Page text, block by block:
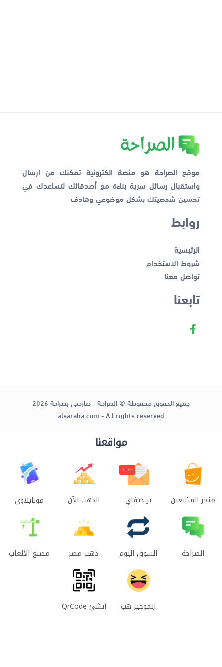
موقع الصراحة هو منصة الكترونية تمكنك من ارسال
واستقبال رسائل سرية بناءة مع أصدقائك لتساعدك في
تحسين شخصيتك بشكل موضوعي وهادف
روابط
الرئيسية
شروط الاستخدام
تواصل معنا
تابعنا
جميع الحقوق محفوظة © الصراحة - صارحني بصراحة 2026
alsaraha.com - All rights reserved